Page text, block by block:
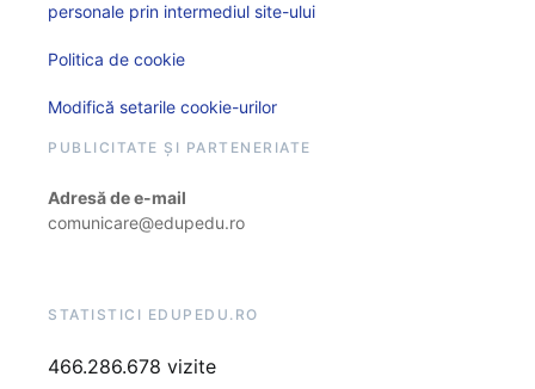
personale prin intermediul site-ului
Politica de cookie
Modifică setarile cookie-urilor
PUBLICITATE ȘI PARTENERIATE
Adresă de e-mail
comunicare@edupedu.ro
STATISTICI EDUPEDU.RO
466.286.678 vizite